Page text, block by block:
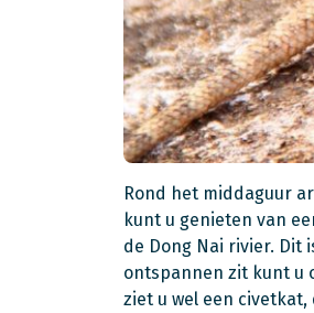
Rond het middaguur
kunt u genieten van
de Dong Nai rivier. Dit
ontspannen zit kunt u
ziet u wel een